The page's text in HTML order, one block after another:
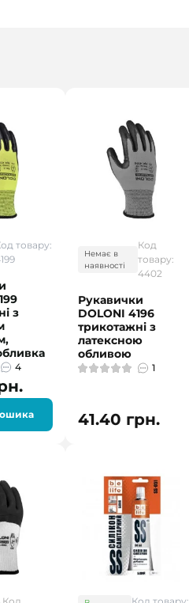
товару:
з
4
Немає в
наявності
Код
товару:
4402
Рукавички
DOLONI 4196
трикотажні з
латексною
обливою
1
41.40 грн.